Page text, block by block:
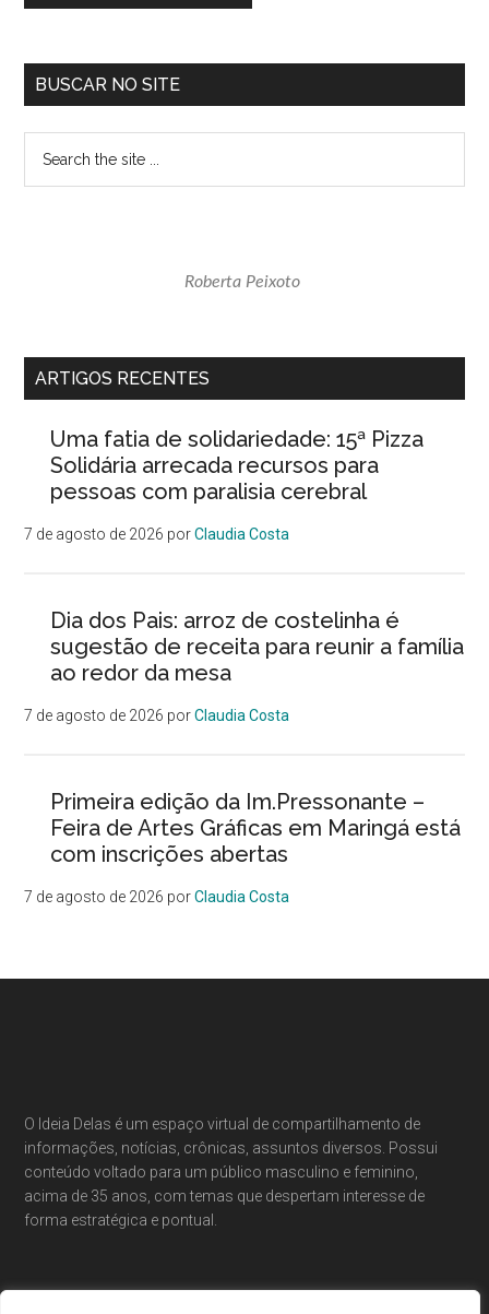
Sidebar
BUSCAR NO SITE
Roberta Peixoto
ARTIGOS RECENTES
Uma fatia de solidariedade: 15ª Pizza
Solidária arrecada recursos para
pessoas com paralisia cerebral
7 de agosto de 2026 porClaudia Costa
Dia dos Pais: arroz de costelinha é
sugestão de receita para reunir a família
ao redor da mesa
7 de agosto de 2026 porClaudia Costa
Primeira edição da Im.Pressonante –
Feira de Artes Gráficas em Maringá está
com inscrições abertas
7 de agosto de 2026 porClaudia Costa
O Ideia Delas é um espaço virtual de compartilhamento de
informações, notícias, crônicas, assuntos diversos. Possui
conteúdo voltado para um público masculino e feminino,
acima de 35 anos, com temas que despertam interesse de
forma estratégica e pontual.